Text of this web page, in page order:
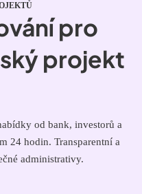
pro
projekt
od bank, investorů a
24 hodin. Transparentní a
administrativy.